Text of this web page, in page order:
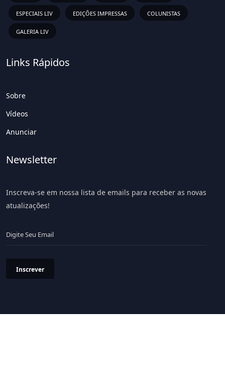
ESPECIAIS LIV EDIÇÕES IMPRESSAS COLUNISTAS
GALERIA LIV
Links Rápidos
Sobre
Vídeos
Anunciar
Newsletter
Inscreva-se em nossa lista de emails para receber as novas
atualizações!
Inscrever